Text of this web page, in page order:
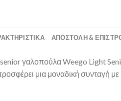
ΑΠΟΣΤΟΛΉ &
γαλοπούλα Weego Light
μια μοναδική συνταγή